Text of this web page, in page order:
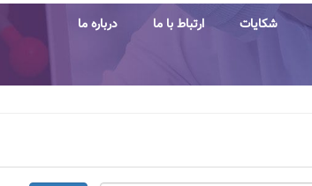
شکایات ارتباط با ما درباره ما